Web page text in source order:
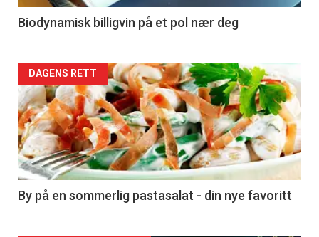
4
Biodynamisk billigvin på et pol nær deg
Forsiden
akkurat
nå
-
5
DAGENS RETT
By på en sommerlig pastasalat - din nye favoritt